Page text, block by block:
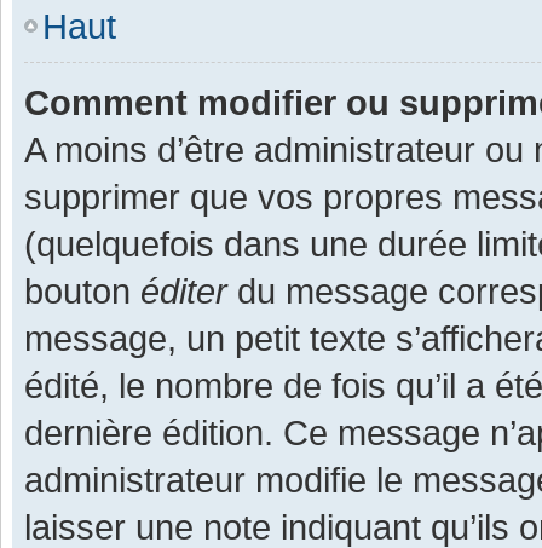
Haut
Comment modifier ou
A moins d’être administrateur
supprimer que vos propres
(quelquefois dans une durée
bouton éditerdu message
message, un petit texte
édité, le nombre de fois qu’il a
dernière édition. Ce message
administrateur modifie le
laisser une note indiquant qu’ils